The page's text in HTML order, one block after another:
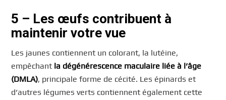
5 – Les œufs contribuent à
maintenir votre vue
Les jaunes contiennent un colorant, la lutéine,
empêchant la dégénérescence maculaire liée à l’âge
(DMLA), principale forme de cécité. Les épinards et
d’autres légumes verts contiennent également cette